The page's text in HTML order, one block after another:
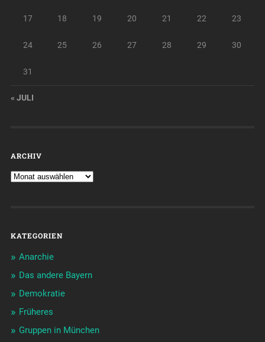
17 18 19 20 21 22 23
24 25 26 27 28 29 30
31
« JULI
ARCHIV
KATEGORIEN
Anarchie
Das andere Bayern
Demokratie
Früheres
Gruppen in München